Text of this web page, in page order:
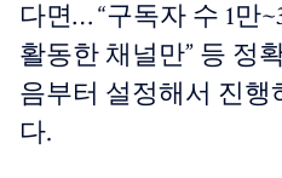
다면… “구독자 수 1만
활동한 채널만” 등 정
음부터 설정해서 진행
다.